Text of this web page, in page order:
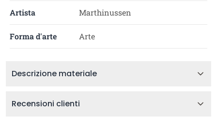
Artista Marthinussen
Forma d'arte Arte
Descrizione materiale
Recensioni clienti